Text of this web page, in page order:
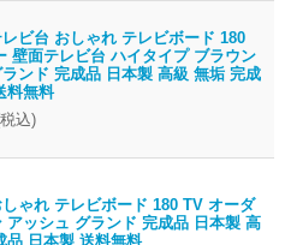
ビ台 おしゃれ テレビボード 180
壁面テレビ台 ハイタイプ ブラウン
ンド 完成品 日本製 高級 無垢 完成
料無料
込)
ゃれ テレビボード 180 TV オーダ
アッシュ グランド 完成品 日本製 高
品 日本製 送料無料